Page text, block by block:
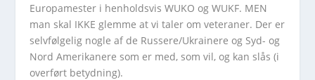
Europamester i henholdsvis WUKO og WUKF. MEN
man skal IKKE glemme at vi taler om veteraner. Der er
selvfølgelig nogle af de Russere/Ukrainere og Syd- og
Nord Amerikanere som er med, som vil, og kan slås (i
overført betydning).